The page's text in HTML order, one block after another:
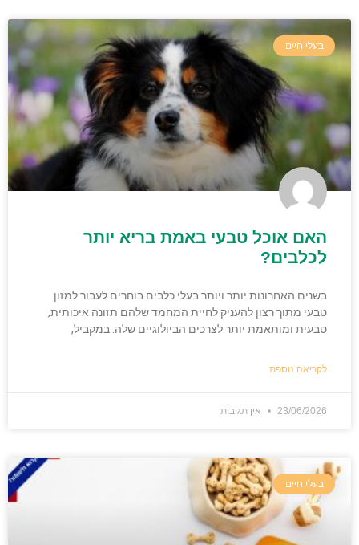
בעלי חיים
האם אוכל טבעי באמת בריא יותר
לכלבים?
בשנים האחרונות יותר ויותר בעלי כלבים בוחרים לעבור למזון
טבעי מתוך רצון להעניק לחיית המחמד שלהם תזונה איכותית,
טבעית ומותאמת יותר לצרכים הביולוגיים שלה. במקביל,
לקריאה נוספת
23/06/2026 אין תגובות
בעלי חיים